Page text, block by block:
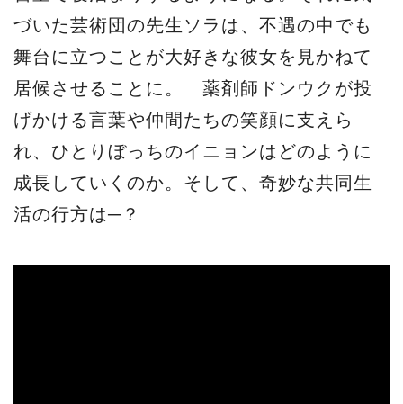
づいた芸術団の先生ソラは、不遇の中でも
舞台に立つことが大好きな彼女を見かねて
居候させることに。 薬剤師ドンウクが投
げかける言葉や仲間たちの笑顔に支えら
れ、ひとりぼっちのイニョンはどのように
成長していくのか。そして、奇妙な共同生
活の行方は─？